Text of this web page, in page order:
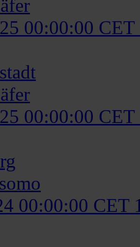
00:00:00 CET
00:00:00 CET
00:00:00 CET